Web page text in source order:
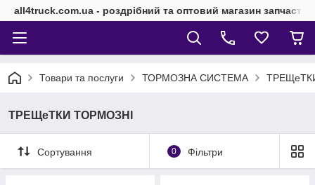
all4truck.com.ua - роздрібний та оптовий магазин
Товари та послуги ТОРМОЗНА СИСТЕМА
ТРЕЩеТКИ ТОРМОЗНІ
Сортування 0 Фільтри